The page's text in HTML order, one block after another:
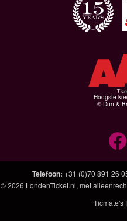
Hoogste
© Dun &
Telefoon: +31 (0)70 891 26
© 2026 LondenTicket.nl, met
Ticmate's